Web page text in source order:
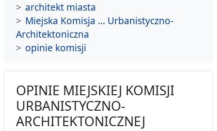
architekt miasta
Miejska Komisja ... Urbanistyczno-
Architektoniczna
opinie komisji
OPINIE MIEJSKIEJ KOMISJI
URBANISTYCZNO-
ARCHITEKTONICZNEJ